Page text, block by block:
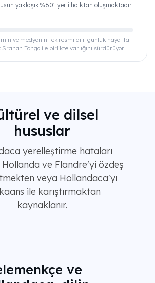
yaklaşık %60'ı yerli halktan oluşmaktadır.
ve medyanın tek resmi dili; günlük hayatta
Tongo ile birlikte varlığını sürdürüyor.
ve dilsel
hususlar
yerelleştirme hataları
ve Flandre'yi özdeş
veya Hollandaca'yı
ile karıştırmaktan
kaynaklanır.
ve